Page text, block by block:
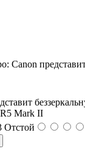
Canon
Mark II
Отстой